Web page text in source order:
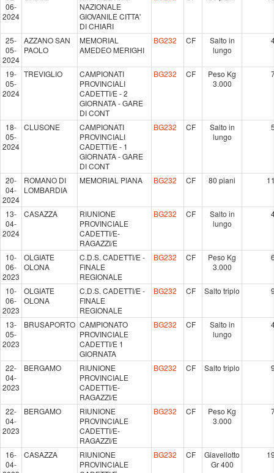
06-
2024
NAZIONALE
GIOVANILE CITTA'
DI CHIARI
25-
05-
2024
AZZANO SAN
PAOLO
MEMORIAL
AMEDEO MERIGHI
BG232 CF
Salto in
lungo
19-
05-
2024
TREVIGLIO
CAMPIONATI
PROVINCIALI
CADETTI/E - 2
GIORNATA - GARE
DI CONT
BG232 CF
Peso Kg
3.000
18-
05-
2024
CLUSONE
CAMPIONATI
PROVINCIALI
CADETTI/E - 1
GIORNATA - GARE
DI CONT
BG232 CF
Salto in
lungo
20-
04-
2024
ROMANO DI
LOMBARDIA
MEMORIAL PIANA BG232 CF 80 piani
13-
04-
2024
CASAZZA
RIUNIONE
PROVINCIALE
CADETTI/E-
RAGAZZI/E
BG232 CF
Salto in
lungo
10-
06-
2023
OLGIATE
OLONA
C.D.S. CADETTI/E -
FINALE
REGIONALE
BG232 CF
Peso Kg
3.000
10-
06-
2023
OLGIATE
OLONA
C.D.S. CADETTI/E -
FINALE
REGIONALE
BG232 CF Salto triplo
13-
05-
2023
BRUSAPORTO CAMPIONATO
PROVINCIALE
CADETTI/E 1
GIORNATA
BG232 CF
Salto in
lungo
22-
04-
2023
BERGAMO
RIUNIONE
PROVINCIALE
CADETTI/E-
RAGAZZI/E
BG232 CF Salto triplo
22-
04-
2023
BERGAMO
RIUNIONE
PROVINCIALE
CADETTI/E-
RAGAZZI/E
BG232 CF
Peso Kg
3.000
16-
04-
CASAZZA
RIUNIONE
PROVINCIALE
BG232 CF
Giavellotto
Gr 400